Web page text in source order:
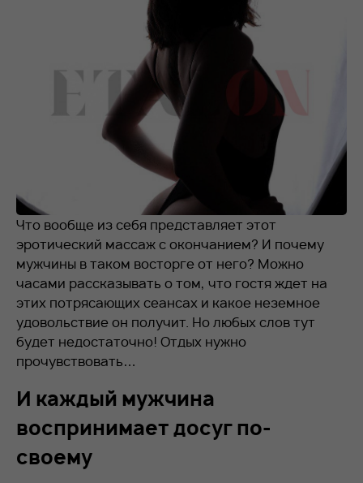
Что вообще из себя представляет этот
эротический массаж с окончанием? И почему
мужчины в таком восторге от него? Можно
часами рассказывать о том, что гостя ждет на
этих потрясающих сеансах и какое неземное
удовольствие он получит. Но любых слов тут
будет недостаточно! Отдых нужно
прочувствовать…
И каждый мужчина
воспринимает досуг по-
своему